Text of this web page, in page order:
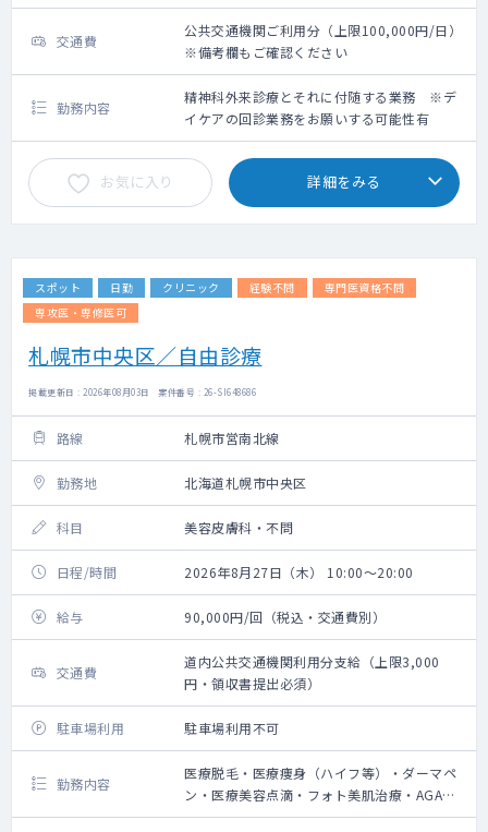
交通費
公共交通機関ご利用分（上限100,000円/日）
※備考欄もご確認ください
勤務内容
精神科外来診療とそれに付随する業務 ※デ
イケアの回診業務をお願いする可能性有
お気に入り 詳細をみる
スポット 日勤 クリニック 経験不問
専門医資格不問
専攻医・専修医可
札幌市中央区／自由診療
掲載更新日 : 2026年08月03日 案件番号 : 26-SI648686
路線 札幌市営南北線
勤務地 北海道札幌市中央区
科目 美容皮膚科・不問
日程/時間 2026年8月27日（木） 10:00～20:00
給与 90,000円/回（税込・交通費別）
交通費
道内公共交通機関利用分支給（上限3,000
円・領収書提出必須）
駐車場利用 駐車場利用不可
勤務内容
医療脱毛・医療痩身（ハイフ等）・ダーマペ
ン・医療美容点滴・フォト美肌治療・AGA治
療の問診業務、施術によるやけど等の診察